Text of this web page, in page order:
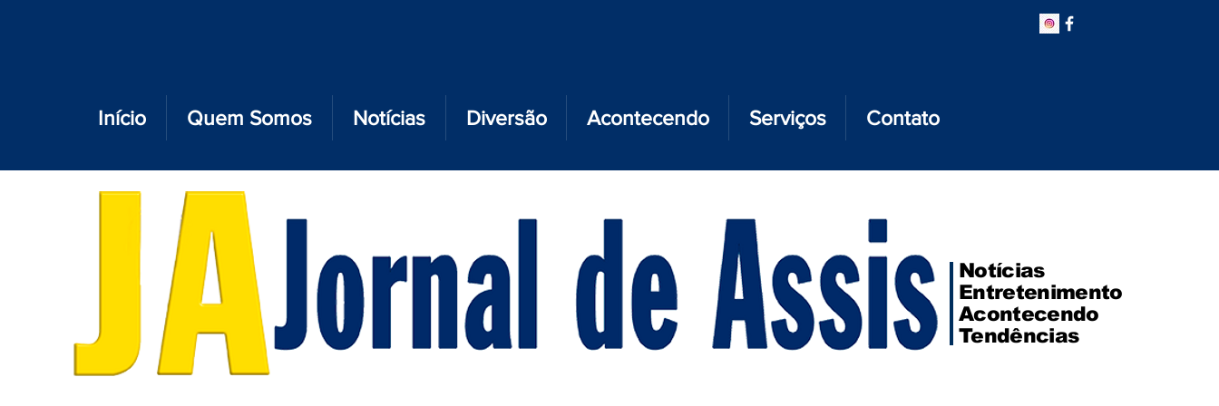
Início Quem Somos Notícias Diversão Acontecendo Serviços Contato
Notícias
Entretenimento
Acontecendo
Tendências